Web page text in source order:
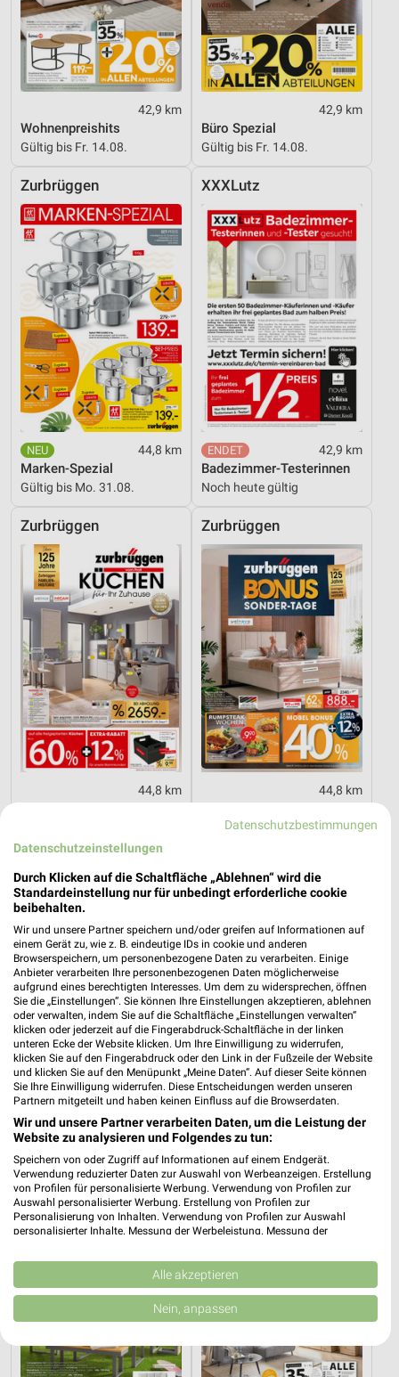
42,9 km
Wohnenpreishits
Gültig bis Fr. 14.08.
42,9 km
Büro Spezial
Gültig bis Fr. 14.08.
Zurbrüggen
44,8 km
Marken-Spezial
Gültig bis Mo. 31.08.
XXXLutz
42,9 km
Badezimmer-Testerinnen
Noch heute gültig
Zurbrüggen
44,8 km
Zurbrüggen
44,8 km
Gültig bis Sa. 22.08.
44,8 km
Gäste Bad 01-2026
Gültig bis Mo. 31.08.
44,8 km
Gültig bis Mi. 30.09.
XXXLutz XXXLutz
Datenschutzbestimmungen
Datenschutzeinstellungen
Durch Klicken auf die Schaltfläche „Ablehnen“ wird die
Standardeinstellung nur für unbedingt erforderliche cookie
beibehalten.
Wir und unsere Partner speichern und/oder greifen auf Informationen auf
einem Gerät zu, wie z. B. eindeutige IDs in cookie und anderen
Browserspeichern, um personenbezogene Daten zu verarbeiten. Einige
Anbieter verarbeiten Ihre personenbezogenen Daten möglicherweise
aufgrund eines berechtigten Interesses. Um dem zu widersprechen, öffnen
Sie die „Einstellungen“. Sie können Ihre Einstellungen akzeptieren, ablehnen
oder verwalten, indem Sie auf die Schaltfläche „Einstellungen verwalten“
klicken oder jederzeit auf die Fingerabdruck-Schaltfläche in der linken
unteren Ecke der Website klicken. Um Ihre Einwilligung zu widerrufen,
klicken Sie auf den Fingerabdruck oder den Link in der Fußzeile der Website
und klicken Sie auf den Menüpunkt „Meine Daten“. Auf dieser Seite können
Sie Ihre Einwilligung widerrufen. Diese Entscheidungen werden unseren
Partnern mitgeteilt und haben keinen Einfluss auf die Browserdaten.
Wir und unsere Partner verarbeiten Daten, um die Leistung der
Website zu analysieren und Folgendes zu tun:
Speichern von oder Zugriff auf Informationen auf einem Endgerät.
Verwendung reduzierter Daten zur Auswahl von Werbeanzeigen. Erstellung
von Profilen für personalisierte Werbung. Verwendung von Profilen zur
Auswahl personalisierter Werbung. Erstellung von Profilen zur
Personalisierung von Inhalten. Verwendung von Profilen zur Auswahl
personalisierter Inhalte. Messung der Werbeleistung. Messung der
Kombinationen von Daten aus verschiedenen Quellen. Entwicklung und
Verbesserung der Angebote. Verwendung reduzierter Daten zur Auswahl
von Inhalten.
Daten können außerhalb der Europäischen Union weitergegeben und in die
USA gesendet werden.
Website/App.
Partnerliste anzeigen (1 IAB-Anbieter)
Alle akzeptieren
Nein, anpassen